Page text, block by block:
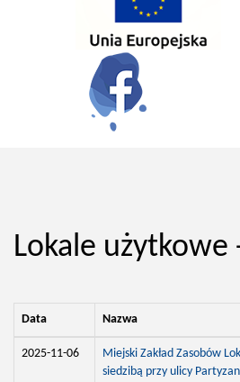
Lokale użytkowe
Data Nazwa
2025-11-06
Miejski Zakład Zasobów
siedzibą przy ulicy